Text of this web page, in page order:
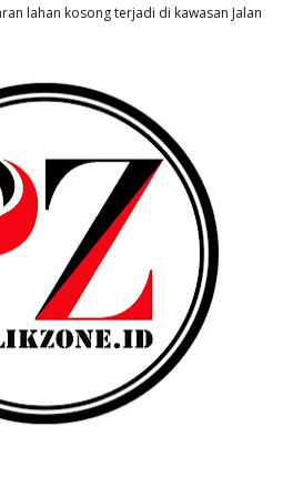
lahan kosong terjadi di kawasan Jalan